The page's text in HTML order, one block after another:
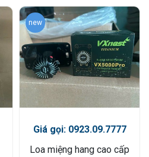
new
Giá gọi: 0923.09.7777
Loa miệng hang cao cấp